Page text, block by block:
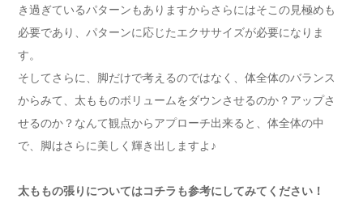
き過ぎているパターンもありますからさらにはそこの見極めも
必要であり、パターンに応じたエクササイズが必要になりま
す。
そしてさらに、脚だけで考えるのではなく、体全体のバランス
からみて、太もものボリュームをダウンさせるのか？アップさ
せるのか？なんて観点からアプローチ出来ると、体全体の中
で、脚はさらに美しく輝き出しますよ♪
太ももの張りについてはコチラも参考にしてみてください！